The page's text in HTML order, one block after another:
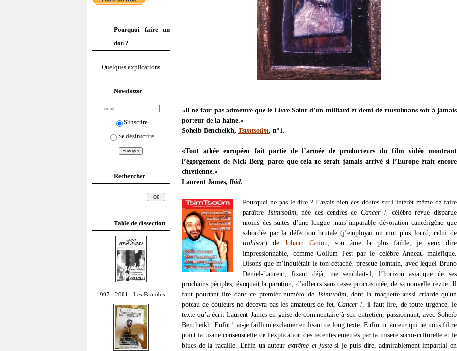
Pourquoi faire un
don ?
Quelques explications
Newsletter
S'inscrire
Se désinscrire
Rechercher
Table de dissection
1997 - 2001 - Les Brandes
«Il ne faut pas admettre que le Livre Saint d’un milliard et demi de musulmans soit à jamais
porteur de la haine.»
Soheib Bencheikh, Tsimtsoûm, n°1.
«Tout athée européen fait partie de l’armée de producteurs du film vidéo montrant
l’égorgement de Nick Berg, parce que cela ne serait jamais arrivé si l’Europe était encore
chrétienne.»
Laurent James, Ibid.
Pourquoi ne pas le dire ? J’avais bien des doutes sur l’intérêt même de faire
paraître Tsimtsoûm, née des cendres de Cancer ! , célèbre revue disparue
moins des suites d’une longue mais imparable dévoration cancérigène que
sabordée par la défection brutale (j’employai un mot plus lourd, celui de
trahison) de Johann Cariou , son âme la plus faible, je veux dire
impressionnable, comme Gollum l'est par le célèbre Anneau maléfique.
Disons que m’inquiétait le ton détaché, presque lointain, avec lequel Bruno
Deniel-Laurent, fixant déjà, me semblait-il, l’horizon asiatique de ses
prochains périples, évoquait la parution, d’ailleurs sans cesse procrastinée, de sa nouvelle revue. Il
faut pourtant lire dans ce premier numéro de Tsimtsoûm, dont la maquette aussi criarde qu'un
poteau de couleurs ne décevra pas les amateurs de feu Cancer ! , il faut lire, de toute urgence, le
texte qu’a écrit Laurent James en guise de commentaire à son entretien, passionnant, avec Soheib
Bencheikh. Enfin ! ai-je failli m'exclamer en lisant ce long texte. Enfin un auteur qui ne nous filtre
point la tisane consensuelle de l'explication des récentes émeutes par la misère socio-culturelle et le
blues de la racaille. Enfin un auteurextrême et justesi je puis dire, admirablement impartial en